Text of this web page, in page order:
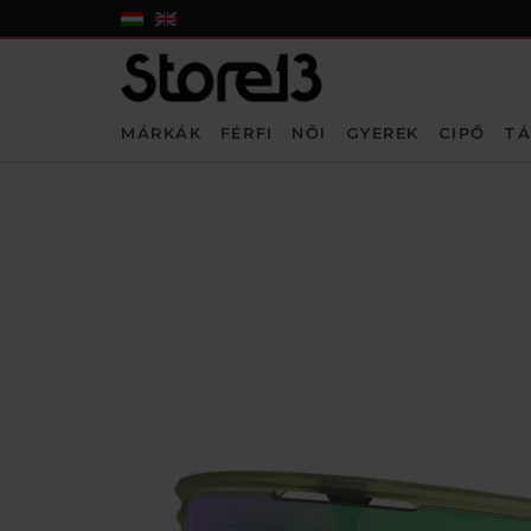
MÁRKÁK FÉRFI NŐI GYEREK CIPŐ